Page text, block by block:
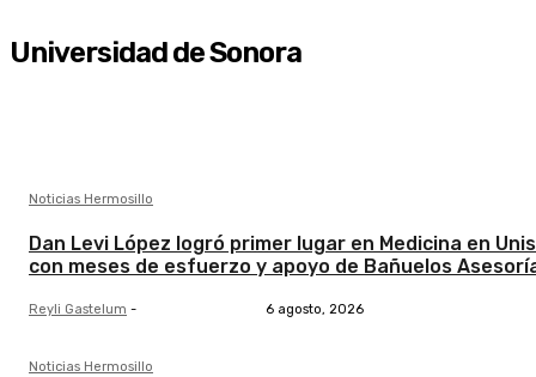
Universidad de Sonora
Noticias Hermosillo
Dan Levi López logró primer lugar en Medicina en
con meses de esfuerzo y apoyo de Bañuelos
Reyli Gastelum - 6 agosto, 2026
Noticias Hermosillo